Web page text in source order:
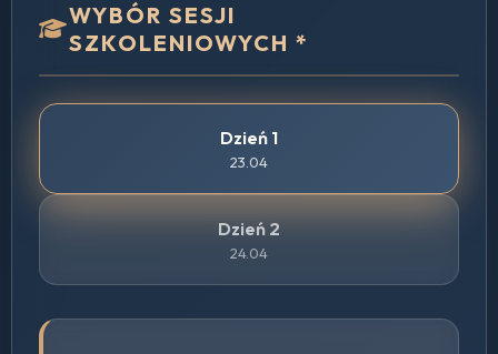
WYBÓR SESJI
SZKOLENIOWYCH *
Dzień 1
23.04
Dzień 2
24.04